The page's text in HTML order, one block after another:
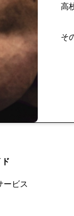
高
そ
ービス